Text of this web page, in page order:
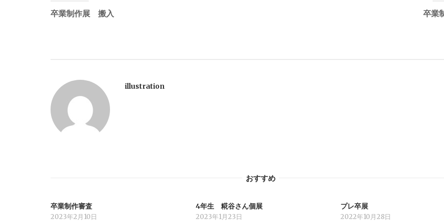
投
ビ
ゲ
ー
ン
卒業制作展 搬入 卒業
illustration
おすすめ
卒業制作審査
2023年2月10日
4年生 糀谷さん個展
2023年1月23日
プレ卒展
2022年10月28日